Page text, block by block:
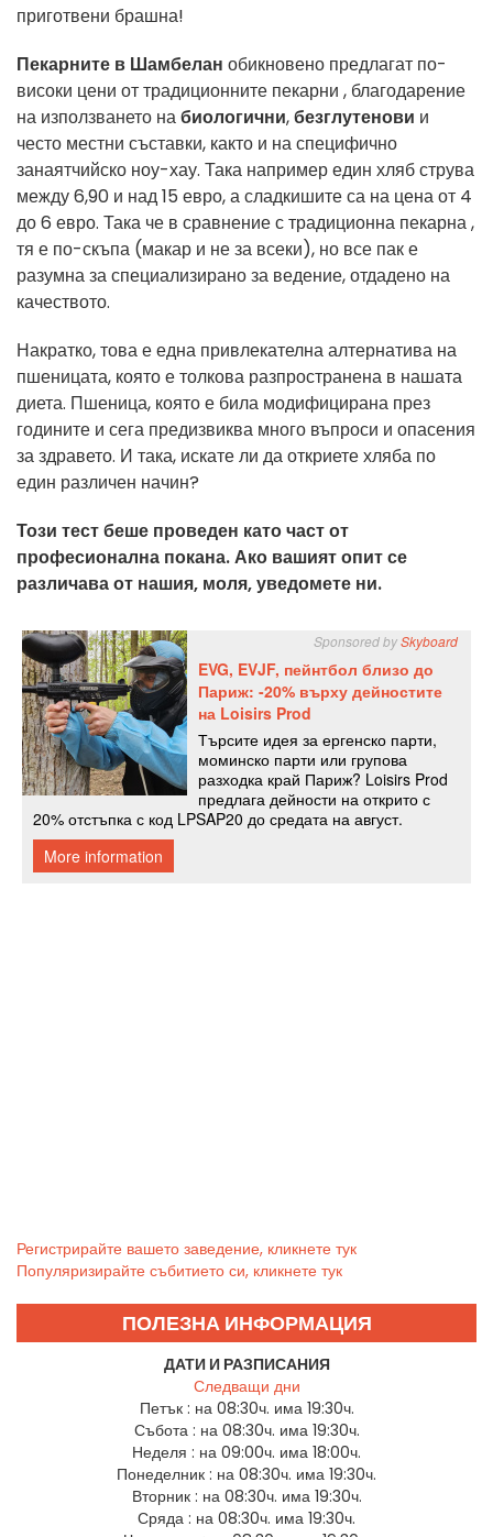
приготвени брашна!
Пекарните в Шамбелан обикновено предлагат по-
високи цени оттрадиционните пекарни , благодарение
на използването набиологични,безглутенови и
често местни съставки, както и наспецифично
занаятчийско ноу-хау. Така напримередин хлябструва
между 6,90 и над15 евро,асладкишитеса на цена от 4
до 6 евро. Така че в сравнениестрадиционна пекарна,
тя е по-скъпа (макар и не за всеки), но все паке
разумназаспециализирано за ведение,отдадено на
качеството.
Накратко, това е една привлекателна алтернатива на
пшеницата, която е толкова разпространена в нашата
диета. Пшеница, която е била модифицирана през
годините и сега предизвиква много въпроси и опасения
за здравето. И така, искате ли да откриете хляба по
един различен начин?
Този тест беше проведен като част от
професионална покана. Ако вашият опит се
различава от нашия, моля, уведомете ни.
Регистрирайте вашето заведение, кликнете тук
Популяризирайте събитието си, кликнете тук
ПОЛЕЗНА ИНФОРМАЦИЯ
ДАТИ И РАЗПИСАНИЯ
Следващи дни
Петък : на 08:30ч. има 19:30ч.
Събота : на 08:30ч. има 19:30ч.
Неделя : на 09:00ч. има 18:00ч.
Понеделник : на 08:30ч. има 19:30ч.
Вторник : на 08:30ч. има 19:30ч.
Сряда : на 08:30ч. има 19:30ч.